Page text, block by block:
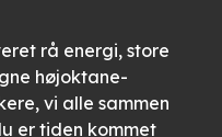
rå energi, store
højoktane-
vi alle sammen
er tiden kommet